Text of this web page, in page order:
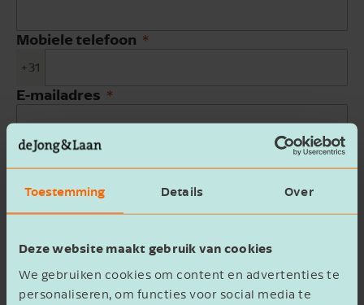
Toestemming Details Over
Deze website maakt gebruik van cookies
We gebruiken cookies om content en advertenties te
personaliseren, om functies voor social media te
Mobiele telefoon
+31
E-mailadres
Bedrijfsnaam